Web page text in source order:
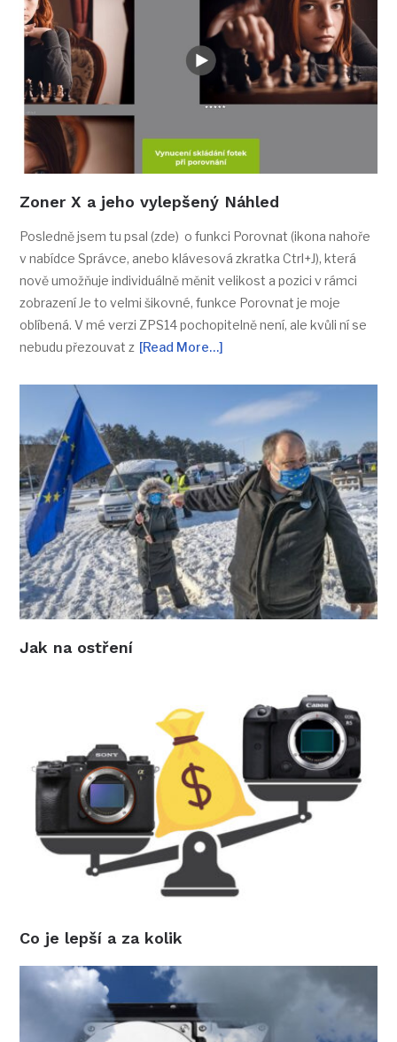
Zoner X a jeho vylepšený Náhled
Posledně jsem tu psal (zde) o funkci Porovnat (ikona nahoře
v nabídce Správce, anebo klávesová zkratka Ctrl+J), která
nově umožňuje individuálně měnit velikost a pozici v rámci
zobrazení Je to velmi šikovné, funkce Porovnat je moje
oblíbená. V mé verzi ZPS14 pochopitelně není, ale kvůli ní se
nebudu přezouvat z [Read More…]
Jak na ostření
Co je lepší a za kolik